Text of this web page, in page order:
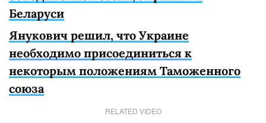
Беларуси
Янукович решил, что Украине
необходимо присоединиться к
некоторым положениям Таможенного
союза
RELATED VIDEO